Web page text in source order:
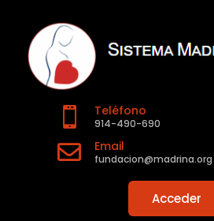
 Teléfono
914-490-690
 Email
fundacion@madrina.org
Acceder